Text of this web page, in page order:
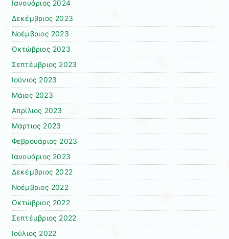
Ιανουάριος 2024
Δεκέμβριος 2023
Νοέμβριος 2023
Οκτώβριος 2023
Σεπτέμβριος 2023
Ιούνιος 2023
Μάιος 2023
Απρίλιος 2023
Μάρτιος 2023
Φεβρουάριος 2023
Ιανουάριος 2023
Δεκέμβριος 2022
Νοέμβριος 2022
Οκτώβριος 2022
Σεπτέμβριος 2022
Ιούλιος 2022